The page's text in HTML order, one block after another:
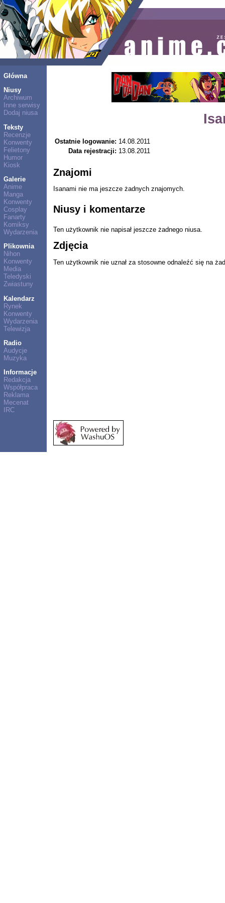
Główna
Niusy
Archiwum
Inne serwisy
Dodaj niusa
Teksty
Recenzje
Konwenty
Felietony
Humor
Kiosk
Galerie
Anime
Manga
Konwenty
Cosplay
Fanarty
Komiksy
Wydarzenia
Plikownia
Nihon
Konwenty
Media
Teledyski
Zwiastuny
Kalendarz
Rynek
Konwenty
Wydarzenia
Telewizja
Radio
Audycje
Muzyka
Informacje
Redakcja
Współpraca
Reklama
Mecenat
IRC
Ostatnie logowanie: 14.08.2011
Data rejestracji: 13.08.2011
Znajomi
Isanami nie ma jeszcze żadnych znajomych.
Niusy i komentarze
Ten użytkownik nie napisał jeszcze żadnego niusa.
Zdjęcia
Ten użytkownik nie uznał za stosowne odnaleźć się na